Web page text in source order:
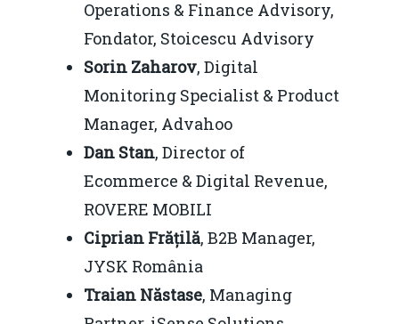
Operations & Finance Advisory,
Fondator, Stoicescu Advisory
Sorin Zaharov, Digital
Monitoring Specialist & Product
Manager, Advahoo
Dan Stan, Director of
Ecommerce & Digital Revenue,
ROVERE MOBILI
Ciprian Frățilă, B2B Manager,
JYSK România
Traian Năstase, Managing